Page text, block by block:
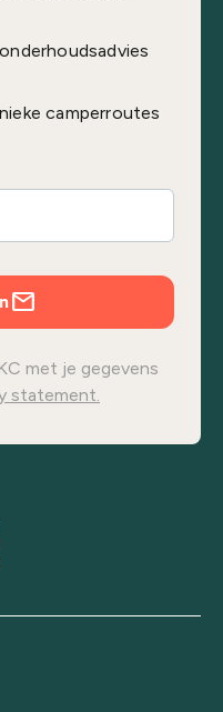
camperroutes
met je gegevens
statement.